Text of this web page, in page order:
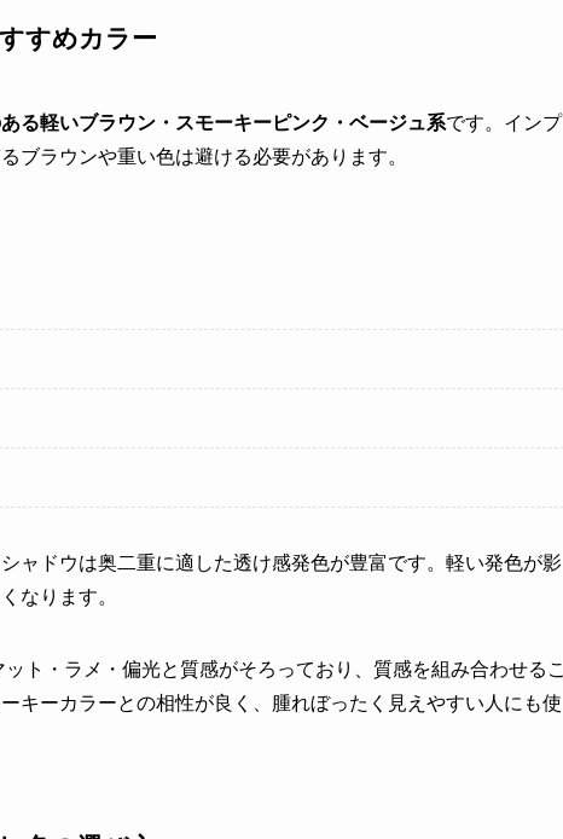
すめカラー
る軽いブラウン・スモーキーピンク・ベージュ系です。インプ
ブラウンや重い色は避ける必要があります。
ャドウは奥二重に適した透け感発色が豊富です。軽い発色が影
なります。
ット・ラメ・偏光と質感がそろっており、質感を組み合わせるこ
キーカラーとの相性が良く、腫れぼったく見えやすい人にも使